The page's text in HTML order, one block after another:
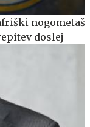
nogometaš
doslej